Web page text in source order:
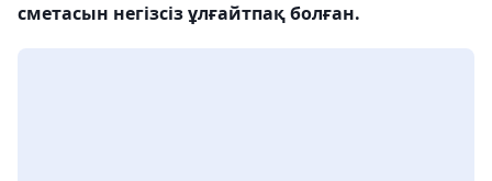
сметасын негізсіз ұлғайтпақ болған.